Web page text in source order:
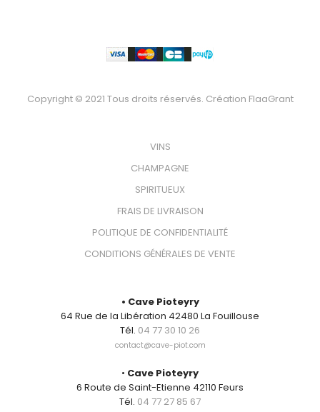
Copyright © 2021 Tous droits réservés. Création FlaaGrant
VINS
CHAMPAGNE
SPIRITUEUX
FRAIS DE LIVRAISON
POLITIQUE DE CONFIDENTIALITÉ
CONDITIONS GÉNÉRALES DE VENTE
• Cave Pioteyry
64 Rue de la Libération 42480 La Fouillouse
Tél. 04 77 30 10 26
contact@cave-piot.com
• Cave Pioteyry
6 Route de Saint-Etienne 42110 Feurs
Tél. 04 77 27 85 67